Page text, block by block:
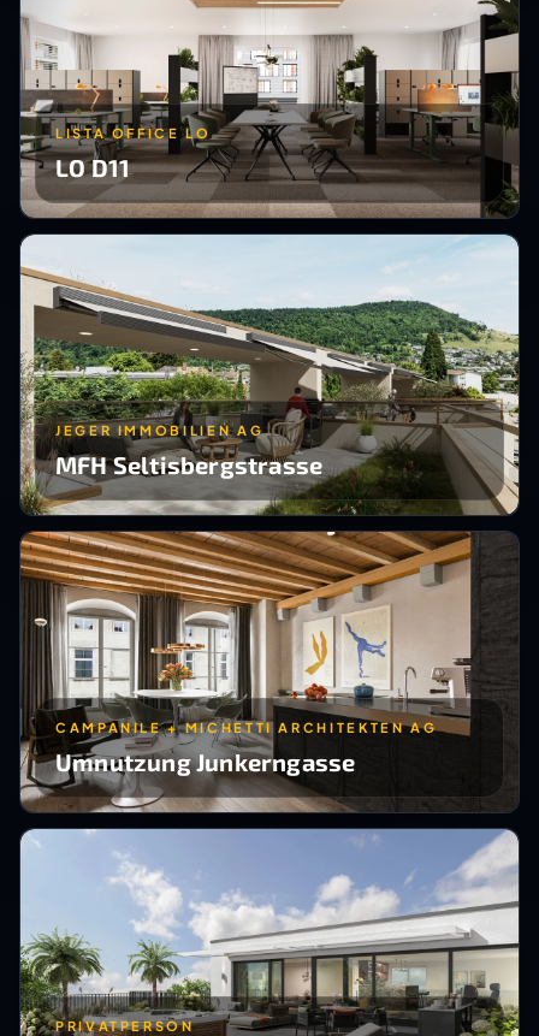
LISTA OFFICE LO
LO D11
JEGER IMMOBILIEN AG
MFH Seltisbergstrasse
CAMPANILE + MICHETTI ARCHITEKTEN AG
Umnutzung Junkerngasse
PRIVATPERSON